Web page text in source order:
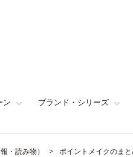
ン ブランド・シリーズ
・読み物） ポイントメイクのま